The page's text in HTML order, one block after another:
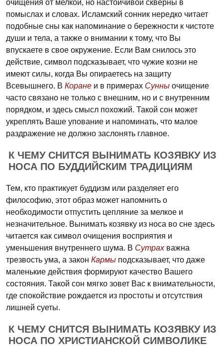
очищения от мелкой, но настойчивой скверны в
помыслах и словах. Исламский сонник нередко читает
подобные сны как напоминание о бережности к чистоте
души и тела, а также о внимании к тому, что Вы
впускаете в свое окружение. Если Вам снилось это
действие, символ подсказывает, что чужие козни не
имеют силы, когда Вы опираетесь на защиту
Всевышнего. В Коране и в примерах Сунны очищение
часто связано не только с внешним, но и с внутренним
порядком, и здесь смысл похожий. Такой сон может
укреплять Ваше упование и напоминать, что малое
раздражение не должно заслонять главное.
К ЧЕМУ СНИТСЯ ВЫНИМАТЬ КОЗЯВКУ ИЗ
НОСА ПО БУДДИЙСКИМ ТРАДИЦИЯМ
Тем, кто практикует буддизм или разделяет его
философию, этот образ может напомнить о
необходимости отпустить цепляние за мелкое и
незначительное. Вынимать козявку из носа во сне здесь
читается как символ очищения восприятия и
уменьшения внутреннего шума. В Сутрахважна
трезвость ума, а закон Кармы подсказывает, что даже
маленькие действия формируют качество Вашего
состояния. Такой сон мягко зовет Вас к внимательности,
где спокойствие рождается из простоты и отсутствия
лишней суеты.
К ЧЕМУ СНИТСЯ ВЫНИМАТЬ КОЗЯВКУ ИЗ
НОСА ПО ХРИСТИАНСКОЙ СИМВОЛИКЕ